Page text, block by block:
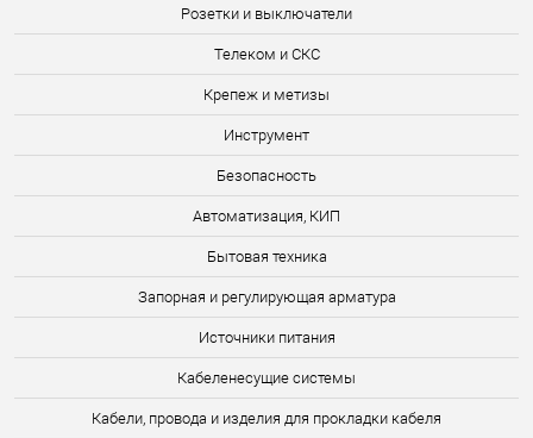
Розетки и выключатели
Телеком и СКС
Крепеж и метизы
Инструмент
Безопасность
Автоматизация, КИП
Бытовая техника
Запорная и регулирующая арматура
Источники питания
Кабеленесущие системы
Кабели, провода и изделия для прокладки кабеля